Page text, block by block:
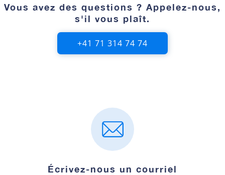
Vous avez des questions ? Appelez-nous,
s'il vous plaît.
+41 71 314 74 74
Écrivez-nous un courriel